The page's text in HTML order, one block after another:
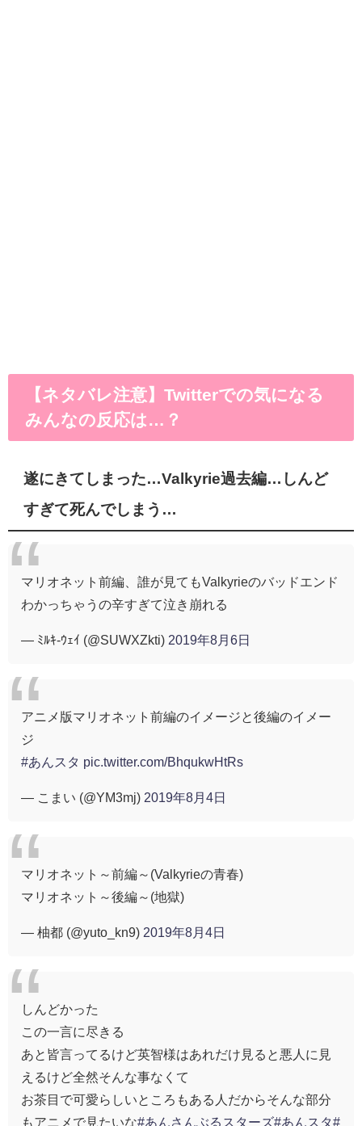
【ネタバレ注意】Twitterでの気になる
みんなの反応は…？
遂にきてしまった…Valkyrie過去編…しんど
すぎて死んでしまう…
マリオネット前編、誰が見てもValkyrieのバッドエンド
わかっちゃうの辛すぎて泣き崩れる
— ﾐﾙｷ-ｳｪｲ (@SUWXZkti) 2019年8月6日
アニメ版マリオネット前編のイメージと後編のイメー
ジ
#あんスタ pic.twitter.com/BhqukwHtRs
— こまい (@YM3mj) 2019年8月4日
マリオネット～前編～(Valkyrieの青春)
マリオネット～後編～(地獄)
— 柚都 (@yuto_kn9) 2019年8月4日
しんどかった
この一言に尽きる
あと皆言ってるけど英智様はあれだけ見ると悪人に見
えるけど全然そんな事なくて
お茶目で可愛らしいところもある人だからそんな部分
もアニメで見たいな#あんさんぶるスターズ#あんスタ#